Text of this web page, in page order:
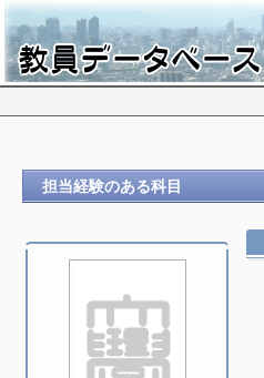
担当経験のある科目